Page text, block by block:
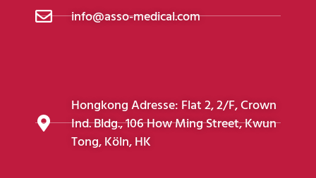
info@asso-medical.com
Hongkong Adresse: Flat 2, 2/F, Crown
Ind. Bldg., 106 How Ming Street, Kwun
Tong, Köln, HK